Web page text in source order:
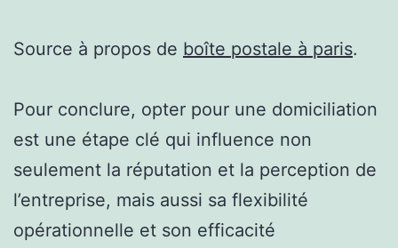
Source à propos de boîte postale à paris.
Pour conclure, opter pour une domiciliation
est une étape clé qui influence non
seulement la réputation et la perception de
l’entreprise, mais aussi sa flexibilité
opérationnelle et son efficacité